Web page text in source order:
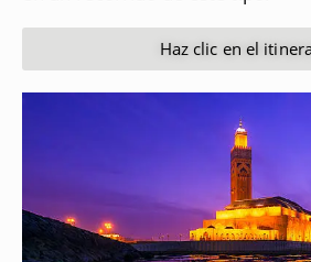
Haz clic en el